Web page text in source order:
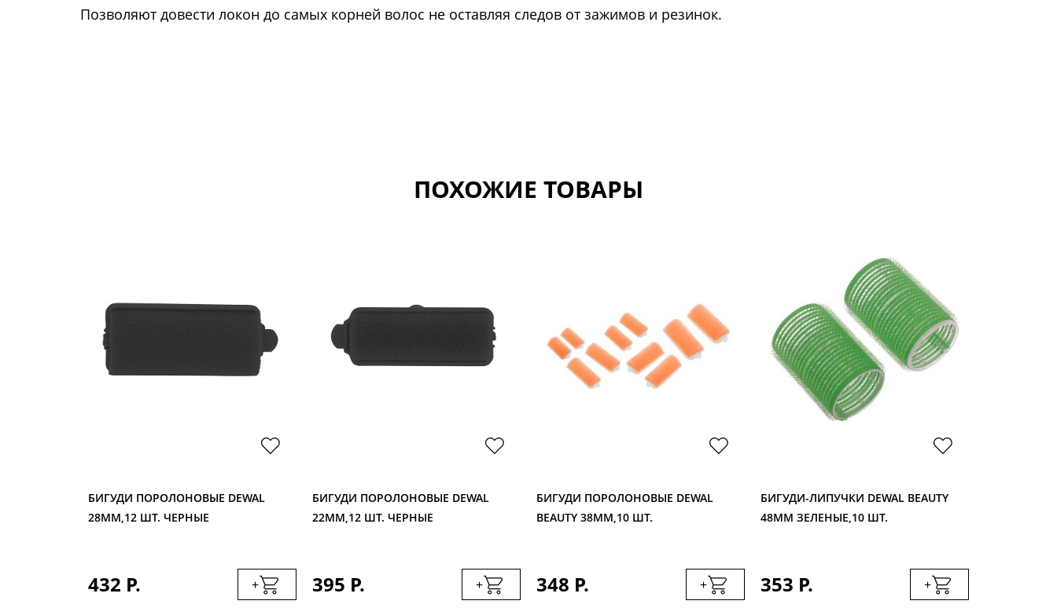
Позволяют довести локон до самых корней волос не оставляя следов от зажимов и резинок.
ПОХОЖИЕ ТОВАРЫ
БИГУДИ ПОРОЛОНОВЫЕ DEWAL
28ММ,12 ШТ. ЧЕРНЫЕ
432 Р. +
БИГУДИ ПОРОЛОНОВЫЕ DEWAL
22ММ,12 ШТ. ЧЕРНЫЕ
395 Р. +
БИГУДИ ПОРОЛОНОВЫЕ DEWAL
BEAUTY 38ММ,10 ШТ.
348 Р. +
БИГУДИ-ЛИПУЧКИ DEWAL BEAUTY
48ММ ЗЕЛЕНЫЕ,10 ШТ.
353 Р. +